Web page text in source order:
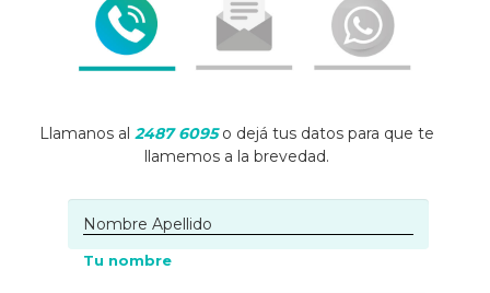
Llamanos al 2487 6095o dejá tus datos para que te
llamemos a la brevedad.
Tu nombre